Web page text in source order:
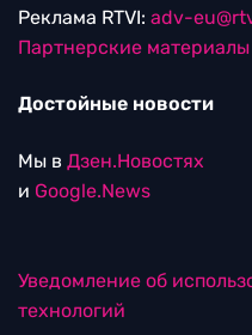
Реклама RTVI: adv-
Партнерские материалы
Достойные новости
Мы в Дзен.Новостях
и Google.News
Уведомление об
технологий